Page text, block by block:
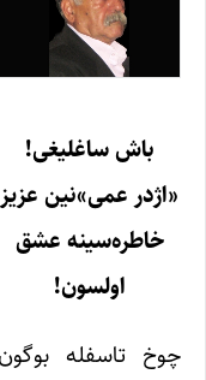
باش ساغلیغی!
«اژدر عمی»نین عزیز
خاطره‌سینه عشق
اولسون!
چوخ تاسفله بوگون